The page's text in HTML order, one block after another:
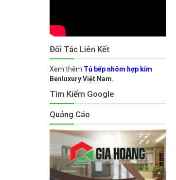
Đối Tác Liên Kết
Xem thêm Tủ bếp nhôm hợp kim
Benluxury Việt Nam.
Tìm Kiếm Google
Quảng Cáo